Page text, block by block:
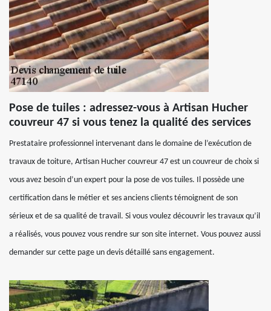
Pose de tuiles : adressez-vous à Artisan Hucher
couvreur 47 si vous tenez la qualité des services
Prestataire professionnel intervenant dans le domaine de l’exécution de
travaux de toiture, Artisan Hucher couvreur 47 est un couvreur de choix si
vous avez besoin d’un expert pour la pose de vos tuiles. Il possède une
certification dans le métier et ses anciens clients témoignent de son
sérieux et de sa qualité de travail. Si vous voulez découvrir les travaux qu’il
a réalisés, vous pouvez vous rendre sur son site internet. Vous pouvez aussi
demander sur cette page un devis détaillé sans engagement.